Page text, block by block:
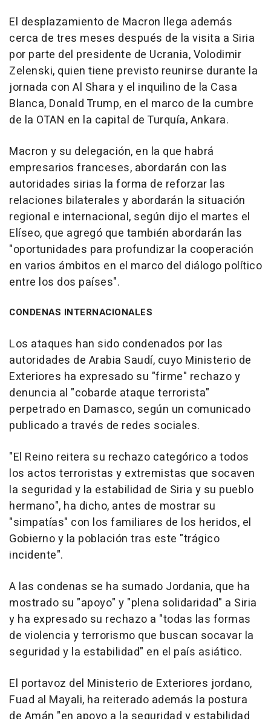
El desplazamiento de Macron llega además
cerca de tres meses después de la visita a Siria
por parte del presidente de Ucrania, Volodimir
Zelenski, quien tiene previsto reunirse durante la
jornada con Al Shara y el inquilino de la Casa
Blanca, Donald Trump, en el marco de la cumbre
de la OTAN en la capital de Turquía, Ankara.
Macron y su delegación, en la que habrá
empresarios franceses, abordarán con las
autoridades sirias la forma de reforzar las
relaciones bilaterales y abordarán la situación
regional e internacional, según dijo el martes el
Elíseo, que agregó que también abordarán las
"oportunidades para profundizar la cooperación
en varios ámbitos en el marco del diálogo político
entre los dos países".
CONDENAS INTERNACIONALES
Los ataques han sido condenados por las
autoridades de Arabia Saudí, cuyo Ministerio de
Exteriores ha expresado su "firme" rechazo y
denuncia al "cobarde ataque terrorista"
perpetrado en Damasco, según un comunicado
publicado a través de redes sociales.
"El Reino reitera su rechazo categórico a todos
los actos terroristas y extremistas que socaven
la seguridad y la estabilidad de Siria y su pueblo
hermano", ha dicho, antes de mostrar su
"simpatías" con los familiares de los heridos, el
Gobierno y la población tras este "trágico
incidente".
A las condenas se ha sumado Jordania, que ha
mostrado su "apoyo" y "plena solidaridad" a Siria
y ha expresado su rechazo a "todas las formas
de violencia y terrorismo que buscan socavar la
seguridad y la estabilidad" en el país asiático.
El portavoz del Ministerio de Exteriores jordano,
Fuad al Mayali, ha reiterado además la postura